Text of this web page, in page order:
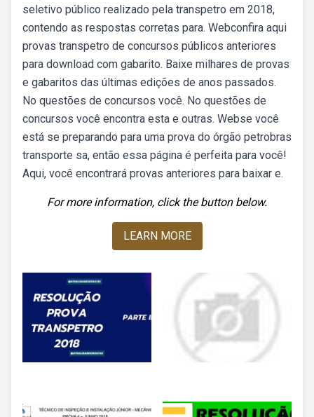
seletivo público realizado pela transpetro em 2018,
contendo as respostas corretas para. Webconfira aqui
provas transpetro de concursos públicos anteriores
para download com gabarito. Baixe milhares de provas
e gabaritos das últimas edições de anos passados.
No questões de concursos você. No questões de
concursos você encontra esta e outras. Webse você
está se preparando para uma prova do órgão petrobras
transporte sa, então essa página é perfeita para você!
Aqui, você encontrará provas anteriores para baixar e.
For more information, click the button below.
LEARN MORE